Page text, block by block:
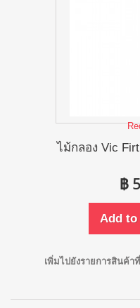
ไม้กลอง Vic
฿
Add to
เพิ่มไปยังรายการสินค้า